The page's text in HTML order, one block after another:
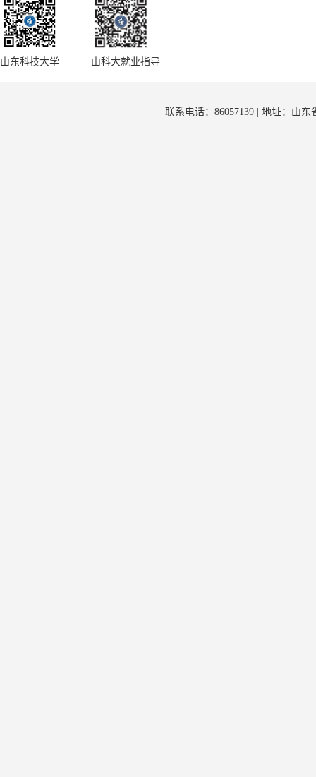
山东科技大学 山科大就业指导
联系电话：86057139 | 地址：山